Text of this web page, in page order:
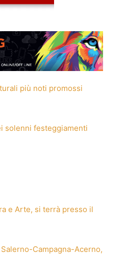
più noti promossi
solenni festeggiamenti
e Arte, si terrà presso il
Campagna-Acerno,